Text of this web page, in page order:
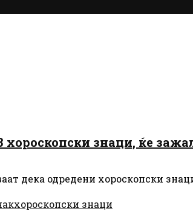
хороскопски знаци, ќе
дека одредени хороскопски
хороскопски знаци